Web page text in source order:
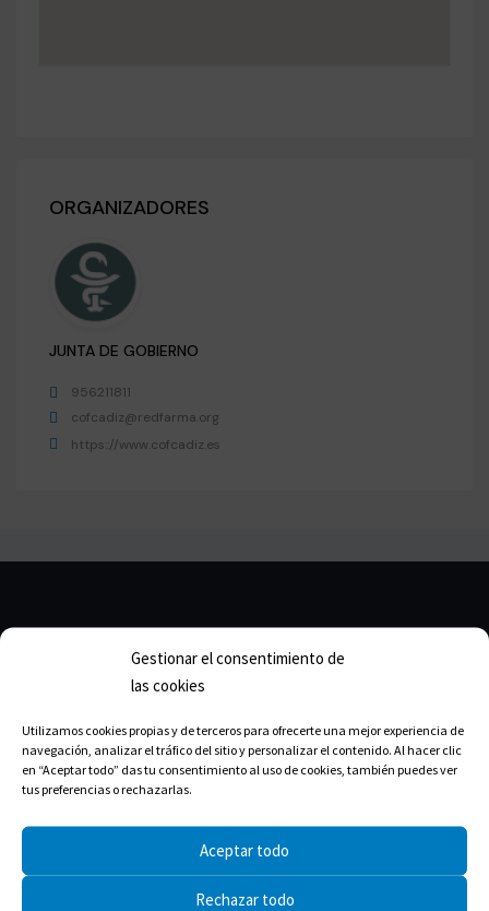
Gestionar el consentimiento de
las cookies
Utilizamos cookies propias y de terceros para ofrecerte una mejor experiencia de
navegación, analizar el tráfico del sitio y personalizar el contenido. Al hacer clic
en “Aceptar todo” das tu consentimiento al uso de cookies, también puedes ver
tus preferencias o rechazarlas.
Aceptar todo
Rechazar todo
ORGANIZADORES
JUNTA DE GOBIERNO
956211811
cofcadiz@redfarma.org
https:://www.cofcadiz.es
Calle Isabel la Católica, 22
11004 Cádiz